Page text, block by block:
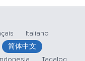
Italiano
简体中文
Tagalog